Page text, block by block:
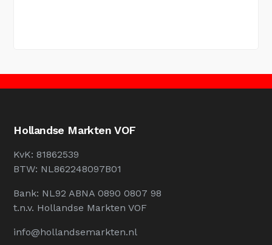
Hollandse Markten VOF
KvK: 81862539
BTW: NL862248097B01
Bank: NL92 ABNA 0890 0807 98
t.n.v. Hollandse Markten VOF
info@hollandsemarkten.nl